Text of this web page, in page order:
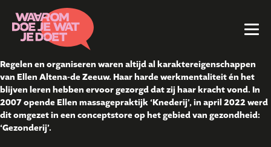
Regelen en organiseren waren altijd al karaktereigenschappen
van Ellen Altena-de Zeeuw. Haar harde werkmentaliteit én het
blijven leren hebben ervoor gezorgd dat zij haar kracht vond. In
2007 opende Ellen massagepraktijk ‘Knederij’, in april 2022 werd
dit omgezet in een conceptstore op het gebied van gezondheid:
‘Gezonderij’.